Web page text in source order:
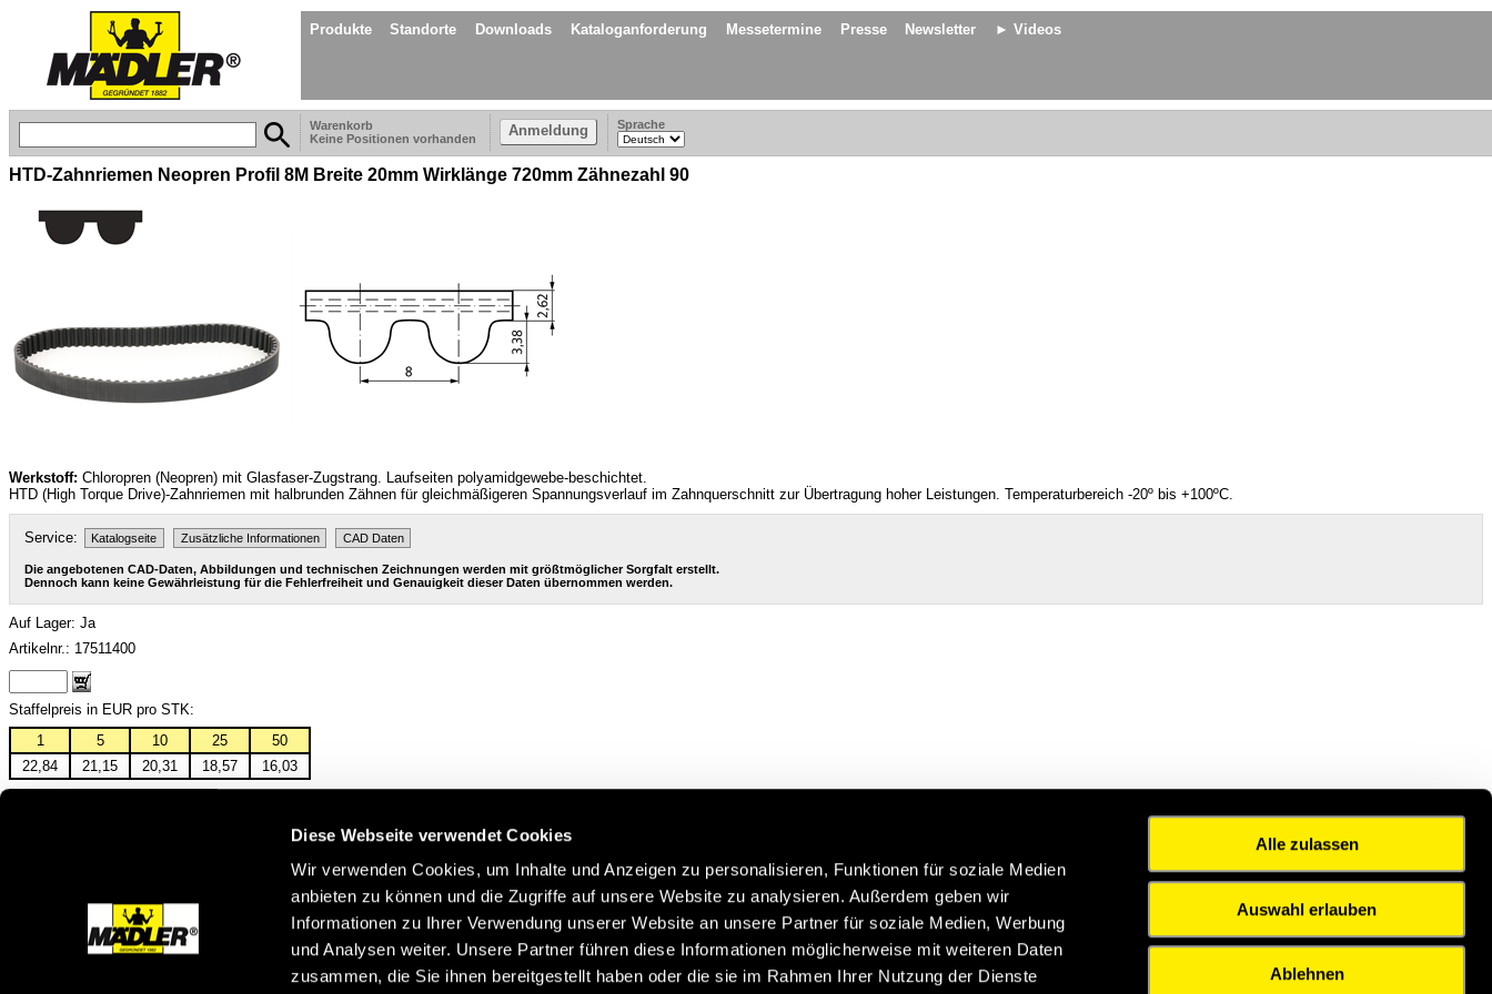
Diese Webseite verwendet Cookies
Wir verwenden Cookies, um Inhalte und Anzeigen zu personalisieren, Funktionen für soziale Medien
anbieten zu können und die Zugriffe auf unsere Website zu analysieren. Außerdem geben wir
Informationen zu Ihrer Verwendung unserer Website an unsere Partner für soziale Medien, Werbung
und Analysen weiter. Unsere Partner führen diese Informationen möglicherweise mit weiteren Daten
zusammen, die Sie ihnen bereitgestellt haben oder die sie im Rahmen Ihrer Nutzung der Dienste
Alle zulassen
Auswahl erlauben
Ablehnen
Produkte Standorte Downloads Kataloganforderung Messetermine Presse Newsletter ► Videos
Warenkorb
Keine Positionen vorhanden
Anmeldung Sprache
HTD-Zahnriemen Neopren Profil 8M Breite 20mm Wirklänge 720mm Zähnezahl 90
Werkstoff: Chloropren (Neopren) mit Glasfaser-Zugstrang. Laufseiten polyamidgewebe-beschichtet.
HTD (High Torque Drive)-Zahnriemen mit halbrunden Zähnen für gleichmäßigeren Spannungsverlauf im Zahnquerschnitt zur Übertragung hoher Leistungen. Temperaturbereich -20º bis +100ºC.
Service: Katalogseite Zusätzliche Informationen CAD Daten
Die angebotenen CAD-Daten, Abbildungen und technischen Zeichnungen werden mit größtmöglicher Sorgfalt erstellt.
Dennoch kann keine Gewährleistung für die Fehlerfreiheit und Genauigkeit dieser Daten übernommen werden.
Auf Lager: Ja
Artikelnr.: 17511400
Staffelpreis in EUR pro STK:
1
5 10 25
50
22,84
21,15 20,31 18,57 16,03
Zurück zur Übersicht
Impressum AGB Hilfe Datenschutzerklärung Index